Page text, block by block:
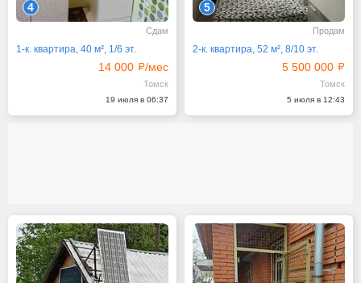
4
Сдам
1-к. квартира, 40 м², 1/6 эт.
14 000 /мес
Томск
19 июля в 06:37
5
Продам
2-к. квартира, 52 м², 8/10 эт.
5 500 000
Томск
5 июля в 12:43